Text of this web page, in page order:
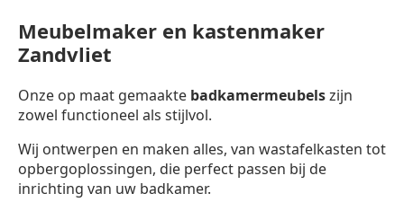
Meubelmaker en kastenmaker
Zandvliet
Onze op maat gemaakte badkamermeubelszijn
zowel functioneel als stijlvol.
Wij ontwerpen en maken alles, van wastafelkasten tot
opbergoplossingen, die perfect passen bij de
inrichting van uw badkamer.